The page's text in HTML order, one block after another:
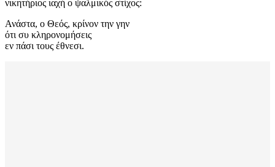
νικητήριος ιαχή ο ψαλμικός στίχος:
Ανάστα, ο Θεός, κρίνον την γην
ότι συ κληρονομήσεις
εν πάσι τους έθνεσι.